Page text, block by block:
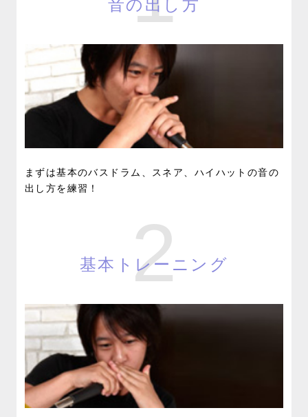
音の出し方
まずは基本のバスドラム、スネア、ハイハットの音の
出し方を練習！
2
基本トレーニング